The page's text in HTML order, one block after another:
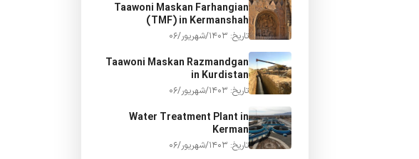
Taawoni Maskan Farhangian
(TMF) in Kermanshah
تاریخ: 1403/شهریور/06
Taawoni Maskan Razmandgan
in Kurdistan
تاریخ: 1403/شهریور/06
Water Treatment Plant in
Kerman
تاریخ: 1403/شهریور/06